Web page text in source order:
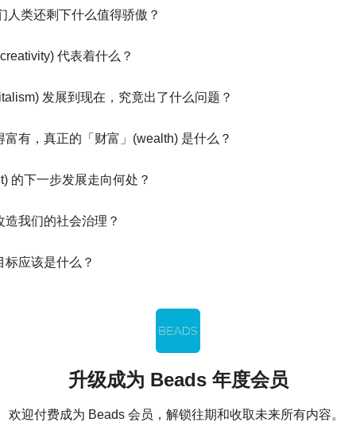
人类还剩下什么值得骄傲？
代表着什么？
发展到现在，究竟出了什么问题？
富有，真正的「财富」(wealth) 是什么？
的下一步发展走向何处？
我们的社会治理？
应该是什么？
升级成为 Beads 年度会员
欢迎付费成为 Beads 会员，解锁往期和收取未来所有内容。